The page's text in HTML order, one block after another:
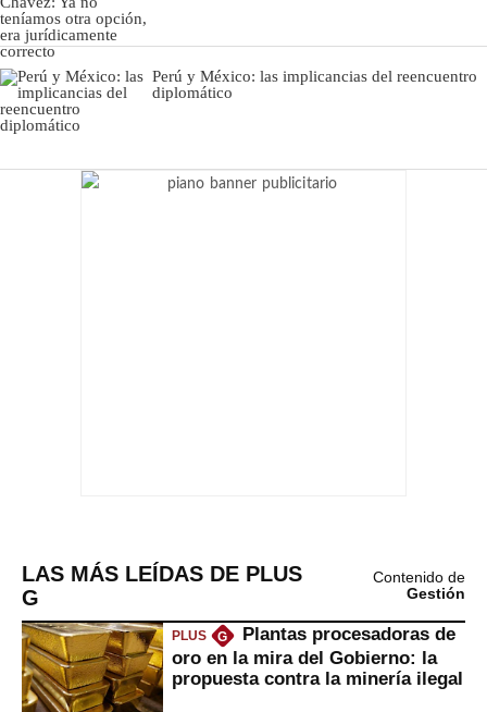
Perú y México: las implicancias del reencuentro
diplomático
LAS MÁS LEÍDAS DE PLUS
G
Contenido de
Gestión
PLUS G
Plantas procesadoras de
oro en la mira del Gobierno: la
propuesta contra la minería ilegal